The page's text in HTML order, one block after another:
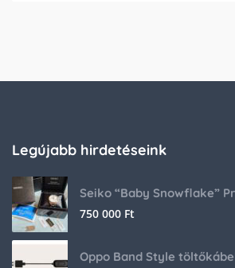
Legújabb hirdetéseink
750 000 Ft
Oppo Band Style